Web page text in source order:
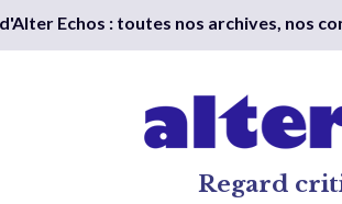
Echos : toutes nos archives, nos
Regard